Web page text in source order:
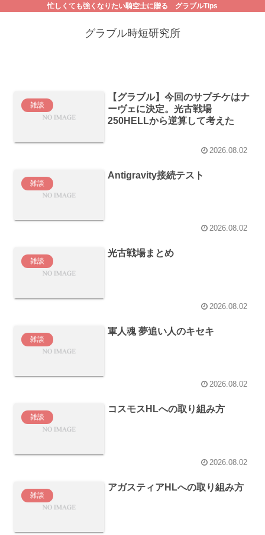
忙しくても強くなりたい騎空士に贈る グラブルTips
グラブル時短研究所
雑談
【グラブル】今回のサプチケはナ
ーヴェに決定。光古戦場
250HELLから逆算して考えた
2026.08.02
雑談
Antigravity接続テスト
2026.08.02
雑談
光古戦場まとめ
2026.08.02
雑談
軍人魂 夢追い人のキセキ
2026.08.02
雑談
コスモスHLへの取り組み方
2026.08.02
雑談
アガスティアHLへの取り組み方